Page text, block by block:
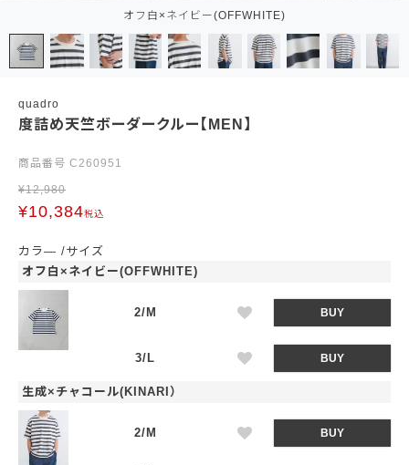
オフ白×ネイビー(OFFWHITE)
quadro
度詰め天竺ボーダークルー【MEN】
商品番号 C260951
¥12,980
¥10,384税込
カラ―
サイズ
オフ白×ネイビー(OFFWHITE)
2/M BUY
3/L BUY
生成×チャコール(KINARI）
2/M BUY